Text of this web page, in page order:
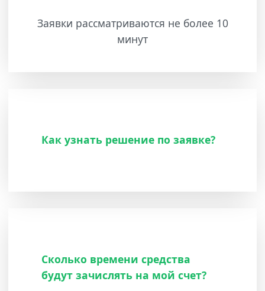
Заявки рассматриваются не более 10
минут
Как узнать решение по заявке?
Сколько времени средства
будут зачислять на мой счет?